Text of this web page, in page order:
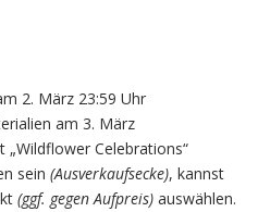
2. März 23:59 Uhr
am 3. März
„Wildflower Celebrations“
sein (Ausverkaufsecke), kannst
(ggf. gegen Aufpreis) auswählen.